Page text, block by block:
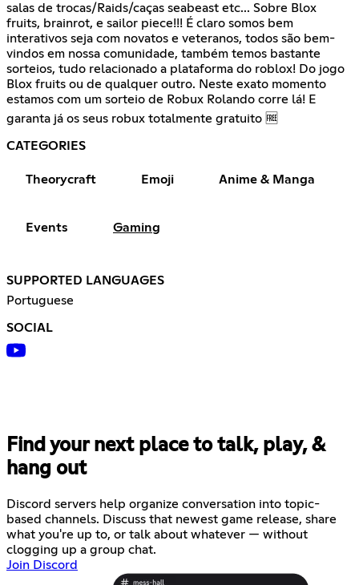
salas de trocas/Raids/caças seabeast etc... Sobre Blox
fruits, brainrot, e sailor piece!!! É claro somos bem
interativos seja com novatos e veteranos, todos são bem-
vindos em nossa comunidade, também temos bastante
sorteios, tudo relacionado a plataforma do roblox! Do jogo
Blox fruits ou de qualquer outro. Neste exato momento
estamos com um sorteio de Robux Rolando corre lá! E
garanta já os seus robux totalmente gratuito 🆓
CATEGORIES
Theorycraft Emoji Anime & Manga
Events Gaming
SUPPORTED LANGUAGES
Portuguese
SOCIAL
Find your next place to talk, play, &
hang out
Discord servers help organize conversation into topic-
based channels. Discuss that newest game release, share
what you're up to, or talk about whatever — without
clogging up a group chat.
Join Discord